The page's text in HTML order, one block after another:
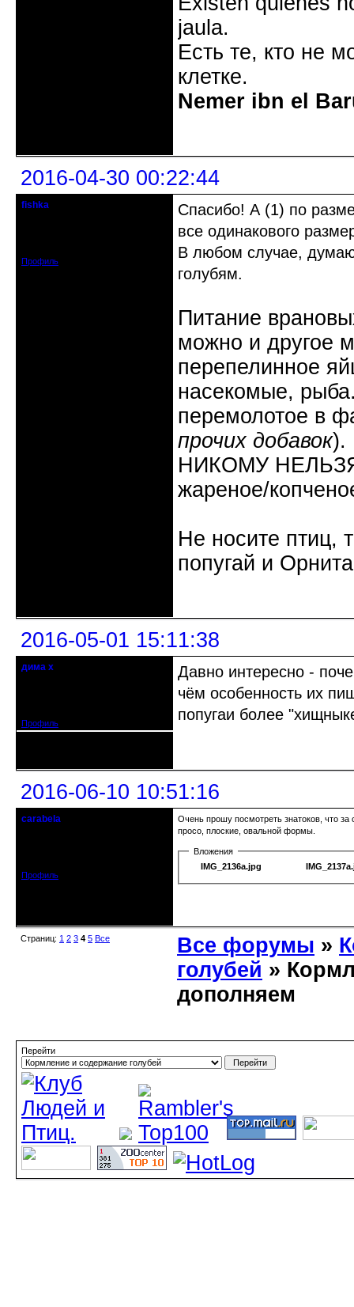
jaula.
Есть те, кто не
клетке.
Nemer ibn el
2016-04-30 00:22:44
fishka
Профиль
Спасибо! А (1) по
все одинакового
В любом случае, думаю
голубям.
Питание
можно и другое
перепелинное
насекомые,
перемолотое в
прочих добавок).
НИКОМУ НЕЛЬЗЯ:
жареное/
Не носите птиц,
попугай и
2016-05-01 15:11:38
дима х
Профиль
Давно интересно -
чём особенность их
попугаи более
2016-06-10 10:51:16
carabela
Профиль
Очень прошу посмотреть знатоков, что
просо, плоские, овальной формы.
Вложения
IMG_2136а.jpg
Страниц: 1 2 3 4 5 Все Все форумы »
голубей »
дополняем
Перейти